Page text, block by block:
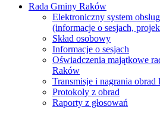
Rada Gminy Raków
Elektroniczny system
(informacje o sesjach,
Skład osobowy
Informacje o sesjach
Oświadczenia majątkowe
Raków
Transmisje i nagrania
Protokoły z obrad
Raporty z głosowań